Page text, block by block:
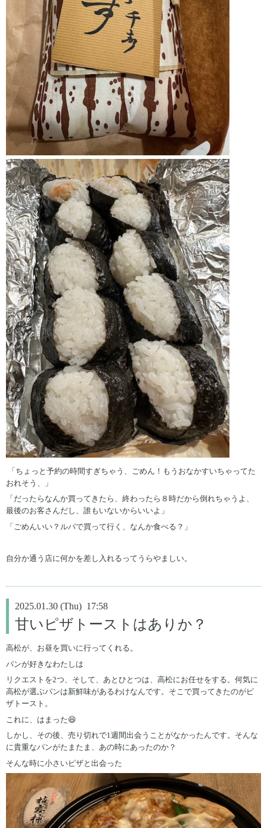
「ちょっと予約の時間すぎちゃう、ごめん！もうおなかすいちゃってた
おれそう、」
「だったらなんか買ってきたら、終わったら８時だから倒れちゃうよ、
最後のお客さんだし、誰もいないからいいよ」
「ごめんいい？ルパで買って行く、なんか食べる？」
自分か通う店に何かを差し入れるってうらやましい。
2025.01.30 (Thu) 17:58
甘いピザトーストはありか？
高松が、お昼を買いに行ってくれる。
パンが好きなわたしは
リクエストを2つ、そして、あとひとつは、高松にお任せをする。何気に
高松が選ぶパンは新鮮味があるわけなんです。そこで買ってきたのがピ
ザトースト。
これに、はまった😆
しかし、その後、売り切れで1週間出会うことがなかったんです。そんな
に貴重なパンがたまたま、あの時にあったのか？
そんな時に小さいピザと出会った